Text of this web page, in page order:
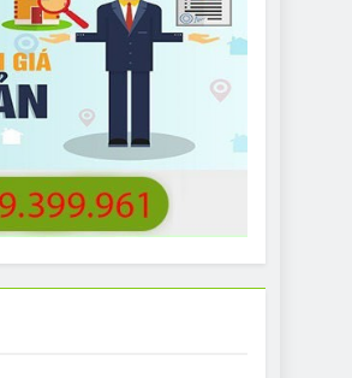
Bulldog